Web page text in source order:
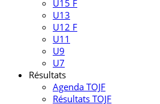
U15 F
U13
U12 F
U11
U9
U7
Résultats
Agenda TOJF
Résultats TOJF